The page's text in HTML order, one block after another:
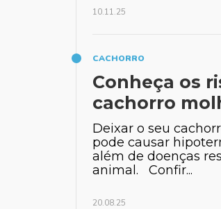
10.11.25
CACHORRO
Conheça os
cachorro
Deixar o seu
pode causar
além de doenças
animal. Confir...
20.08.25